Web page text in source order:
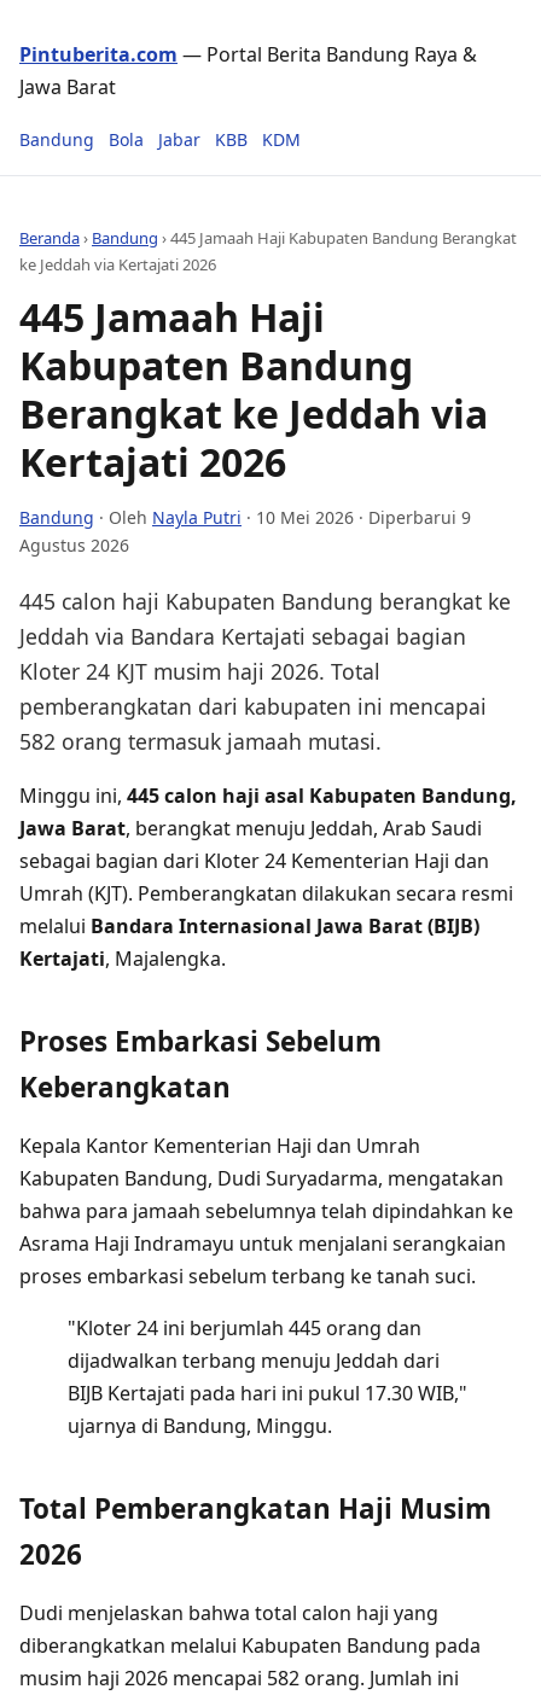
Pintuberita.com — Portal Berita Bandung Raya &
Jawa Barat
Bandung Bola Jabar KBB KDM
Beranda› Bandung ›445 Jamaah Haji Kabupaten Bandung Berangkat
ke Jeddah via Kertajati 2026
445 Jamaah Haji
Kabupaten Bandung
Berangkat ke Jeddah via
Kertajati 2026
Bandung · Oleh Nayla Putri · 10 Mei 2026 · Diperbarui 9
Agustus 2026
445 calon haji Kabupaten Bandung berangkat ke
Jeddah via Bandara Kertajati sebagai bagian
Kloter 24 KJT musim haji 2026. Total
pemberangkatan dari kabupaten ini mencapai
582 orang termasuk jamaah mutasi.
Minggu ini, 445 calon haji asal Kabupaten Bandung,
Jawa Barat, berangkat menuju Jeddah, Arab Saudi
sebagai bagian dari Kloter 24 Kementerian Haji dan
Umrah (KJT). Pemberangkatan dilakukan secara resmi
melalui Bandara Internasional Jawa Barat (BIJB)
Kertajati, Majalengka.
Proses Embarkasi Sebelum
Keberangkatan
Kepala Kantor Kementerian Haji dan Umrah
Kabupaten Bandung, Dudi Suryadarma, mengatakan
bahwa para jamaah sebelumnya telah dipindahkan ke
Asrama Haji Indramayu untuk menjalani serangkaian
proses embarkasi sebelum terbang ke tanah suci.
"Kloter 24 ini berjumlah 445 orang dan
dijadwalkan terbang menuju Jeddah dari
BIJB Kertajati pada hari ini pukul 17.30 WIB,"
ujarnya di Bandung, Minggu.
Total Pemberangkatan Haji Musim
2026
Dudi menjelaskan bahwa total calon haji yang
diberangkatkan melalui Kabupaten Bandung pada
musim haji 2026 mencapai 582 orang. Jumlah ini